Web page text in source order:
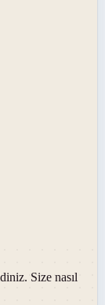
Size nasıl